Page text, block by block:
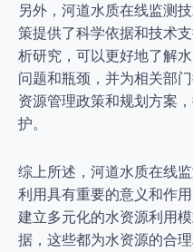
另外，河道水质在线监测
策提供了科学依据和技术
析研究，可以更好地了解
问题和瓶颈，并为相关部
资源管理政策和规划方案
护。
综上所述，河道水质在线
利用具有重要的意义和作
建立多元化的水资源利用
据，这些都为水资源的合